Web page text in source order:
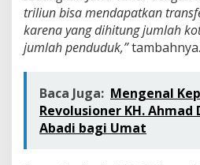
triliun bisa mendapatkan
karena yang dihitung jumlah
jumlah penduduk,”tambahnya.
Baca Juga: Mengenal
Revolusioner KH. Ahmad
Abadi bagi Umat